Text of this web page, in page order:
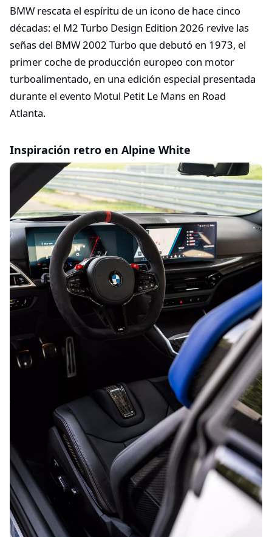
BMW rescata el espíritu de un icono de hace cinco
décadas: el M2 Turbo Design Edition 2026 revive las
señas del BMW 2002 Turbo que debutó en 1973, el
primer coche de producción europeo con motor
turboalimentado, en una edición especial presentada
durante el evento Motul Petit Le Mans en Road
Atlanta.​
Inspiración retro en Alpine White